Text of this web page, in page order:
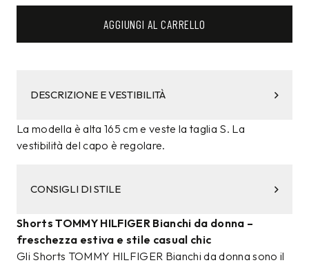
AGGIUNGI AL CARRELLO
DESCRIZIONE E VESTIBILITÀ
La modella è alta 165 cm e veste la taglia S. La
vestibilità del capo è regolare.
CONSIGLI DI STILE
Shorts TOMMY HILFIGER Bianchi da donna –
freschezza estiva e stile casual chic
Gli Shorts TOMMY HILFIGER Bianchi da donna sono il